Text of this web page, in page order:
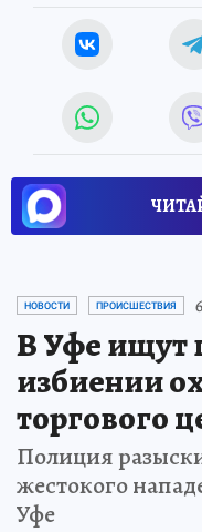
НОВОСТИ ПРОИСШЕСТВИЯ
В Уфе ищут
избиении
торгового
Полиция
жестокого
Уфе